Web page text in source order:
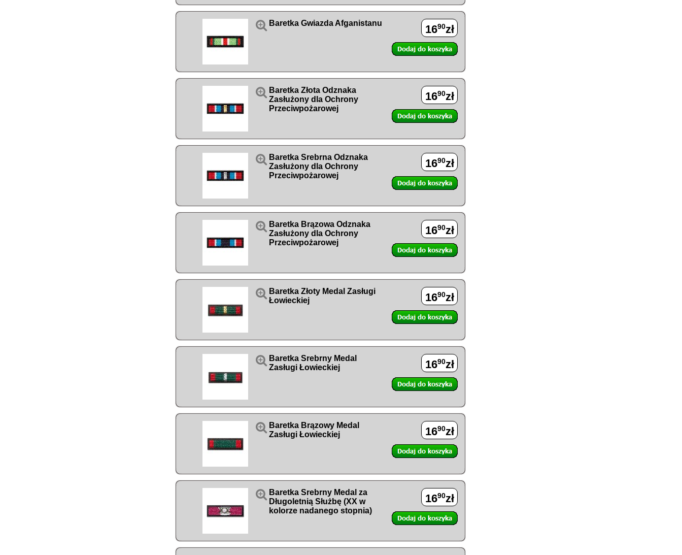
 Baretka Gwiazda Afganistanu 1690zł
 Baretka Złota Odznaka
Zasłużony dla Ochrony
Przeciwpożarowej
1690zł
 Baretka Srebrna Odznaka
Zasłużony dla Ochrony
Przeciwpożarowej
1690zł
 Baretka Brązowa Odznaka
Zasłużony dla Ochrony
Przeciwpożarowej
1690zł
 Baretka Złoty Medal Zasługi
Łowieckiej
1690zł
 Baretka Srebrny Medal
Zasługi Łowieckiej
1690zł
 Baretka Brązowy Medal
Zasługi Łowieckiej
1690zł
 Baretka Srebrny Medal za
Długoletnią Służbę (XX w
kolorze nadanego stopnia)
1690zł